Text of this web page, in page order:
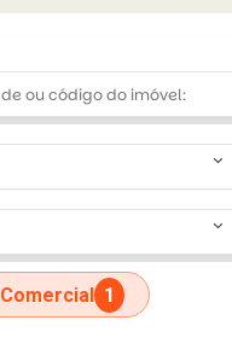
keyboard_arrow_down
keyboard_arrow_down
Comercial 1